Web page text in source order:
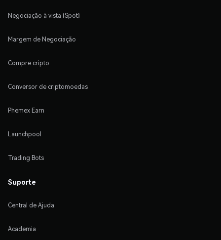
Negociação à vista (Spot)
Margem de Negociação
Compre cripto
Conversor de criptomoedas
Phemex Earn
Launchpool
Trading Bots
Suporte
Central de Ajuda
Academia